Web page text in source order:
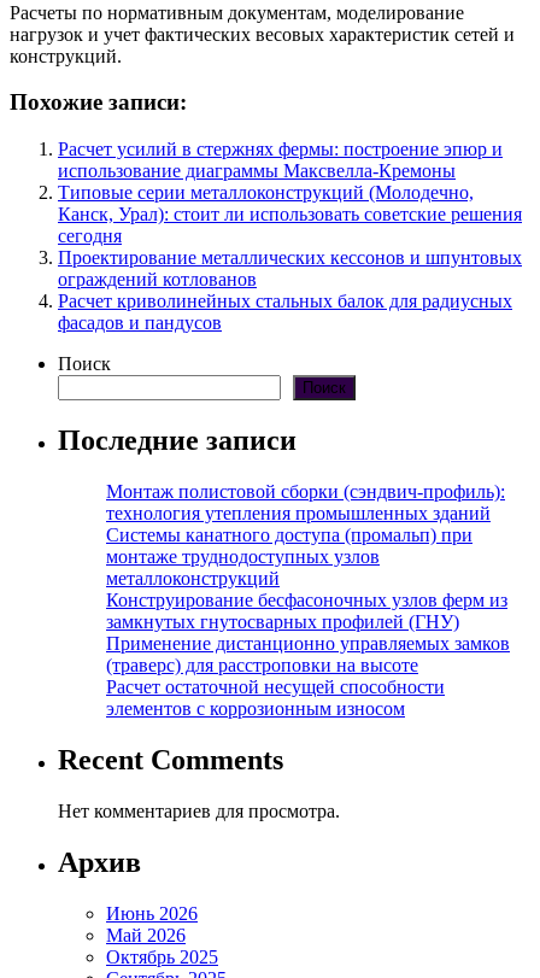
Расчеты по нормативным документам, моделирование
нагрузок и учет фактических весовых характеристик сетей и
конструкций.
Похожие записи:
Расчет усилий в стержнях фермы: построение эпюр и
использование диаграммы Максвелла-Кремоны
Типовые серии металлоконструкций (Молодечно,
Канск, Урал): стоит ли использовать советские решения
сегодня
Проектирование металлических кессонов и шпунтовых
ограждений котлованов
Расчет криволинейных стальных балок для радиусных
фасадов и пандусов
Поиск
Поиск
Последние записи
Монтаж полистовой сборки (сэндвич-профиль):
технология утепления промышленных зданий
Системы канатного доступа (промальп) при
монтаже труднодоступных узлов
металлоконструкций
Конструирование бесфасоночных узлов ферм из
замкнутых гнутосварных профилей (ГНУ)
Применение дистанционно управляемых замков
(траверс) для расстроповки на высоте
Расчет остаточной несущей способности
элементов с коррозионным износом
Recent Comments
Нет комментариев для просмотра.
Архив
Июнь 2026
Май 2026
Октябрь 2025